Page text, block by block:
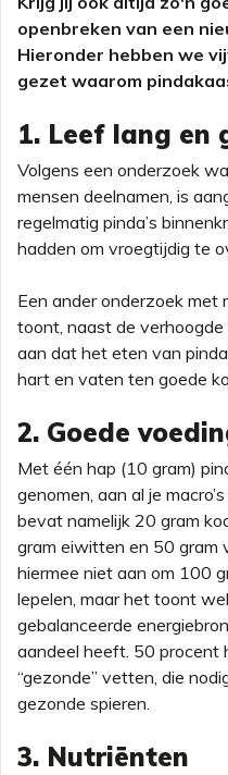
openbreken van een
Hieronder hebben we
gezet waarom
1. Leef lang en
Volgens een onderzoek
mensen deelnamen, is
regelmatig pinda’s
hadden om vroegtijdig te
Een ander onderzoek
toont, naast de
aan dat het eten van
hart en vaten ten goede
2. Goede
Met één hap (10 gram)
genomen, aan al je
bevat namelijk 20 gram
gram eiwitten en 50 gram
hiermee niet aan om 100
lepelen, maar het toont
gebalanceerde
aandeel heeft. 50 procent
“gezonde” vetten, die
gezonde spieren.
3. Nutriënten